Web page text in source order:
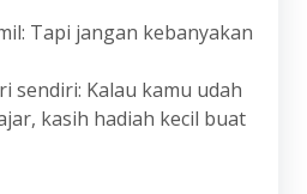
Tapi jangan kebanyakan
sendiri: Kalau kamu udah
kasih hadiah kecil buat